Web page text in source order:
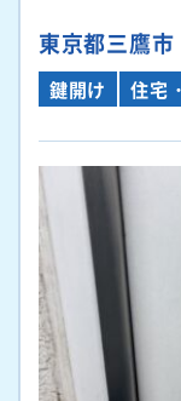
東京都三鷹
鍵開け 住宅